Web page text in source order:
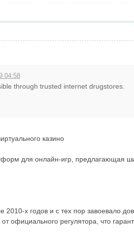
04:58
through trusted internet drugstores.
казино
для онлайн-игр, предлагающая
х годов и с тех пор завоевало
официального регулятора, что